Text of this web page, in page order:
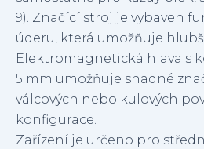
9). Značící stroj je vybaven
úderu, která umožňuje
Elektromagnetická hlava s
5 mm umožňuje snadné
válcových nebo kulových
konfigurace.
Zařízení je určeno pro